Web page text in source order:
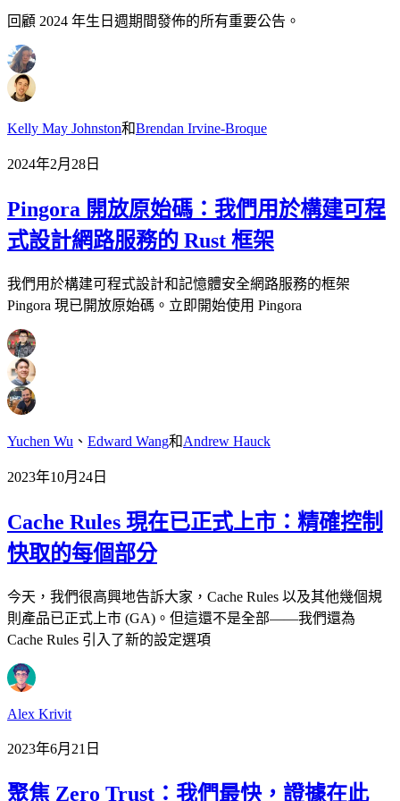
回顧 2024 年生日週期間發佈的所有重要公告。
Kelly May Johnston和Brendan Irvine-Broque
2024年2月28日
Pingora 開放原始碼：我們用於構建可程
式設計網路服務的 Rust 框架
我們用於構建可程式設計和記憶體安全網路服務的框架
Pingora 現已開放原始碼。立即開始使用 Pingora
Yuchen Wu 、 Edward Wang和Andrew Hauck
2023年10月24日
Cache Rules 現在已正式上市：精確控制
快取的每個部分
今天，我們很高興地告訴大家，Cache Rules 以及其他幾個規
則產品已正式上市 (GA)。但這還不是全部——我們還為
Cache Rules 引入了新的設定選項
Alex Krivit
2023年6月21日
聚焦 Zero Trust：我們最快，證據在此